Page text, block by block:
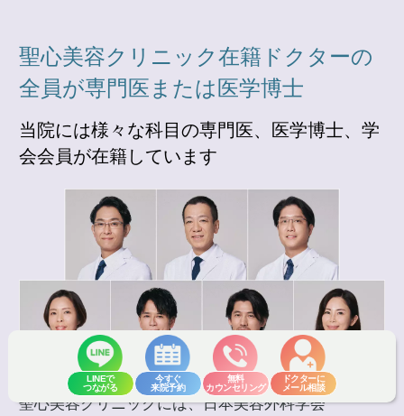
LINEで
つながる
今すぐ
来院予約
無料
カウンセリング
ドクターに
メール相談
聖心美容クリニック在籍ドクターの
全員が専門医または医学博士
当院には様々な科目の専門医、医学博士、学
会会員が在籍しています
聖心美容クリニックには、日本美容外科学会